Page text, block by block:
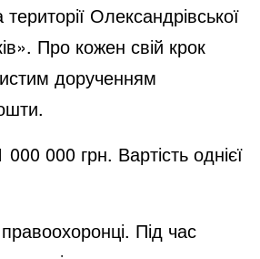
Олександрівської
Про кожен свій крок
дорученням
000 грн. Вартість однієї
Під час